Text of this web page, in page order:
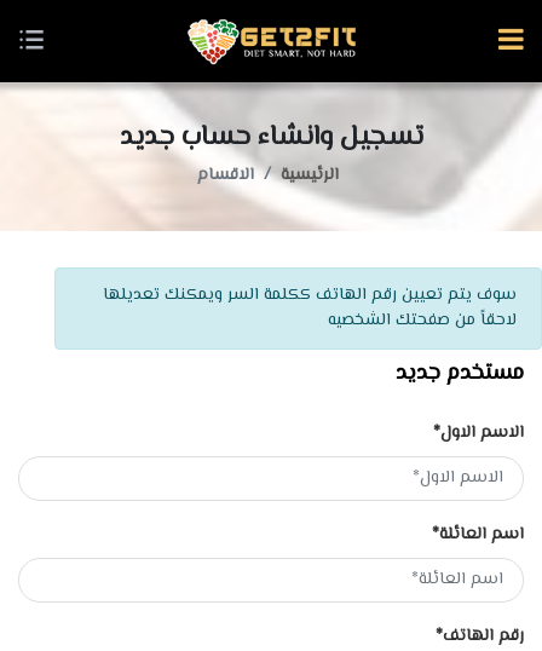
تسجيل وانشاء حساب جديد
الرئيسية الاقسام
سوف يتم تعيين رقم الهاتف ككلمة السر ويمكنك تعديلها
لاحقاً من صفحتك الشخصيه
مستخدم جديد
الاسم الاول*
اسم العائلة*
رقم الهاتف*